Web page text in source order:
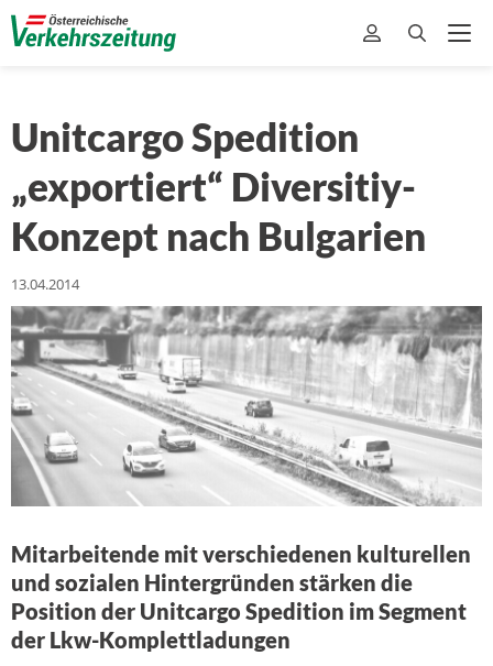
Unitcargo Spedition
„exportiert“ Diversitiy-
Konzept nach Bulgarien
13.04.2014
Mitarbeitende mit verschiedenen kulturellen
und sozialen Hintergründen stärken die
Position der Unitcargo Spedition im Segment
der Lkw-Komplettladungen